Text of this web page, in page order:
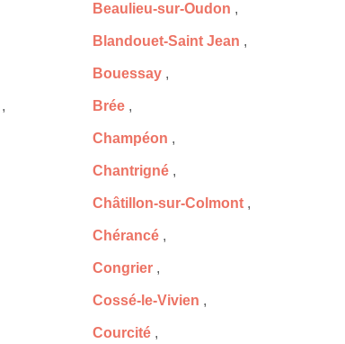
Beaulieu-sur-Oudon ,
Blandouet-Saint Jean ,
Bouessay ,
, Brée ,
Champéon ,
Chantrigné ,
Châtillon-sur-Colmont ,
Chérancé ,
Congrier ,
Cossé-le-Vivien ,
Courcité ,